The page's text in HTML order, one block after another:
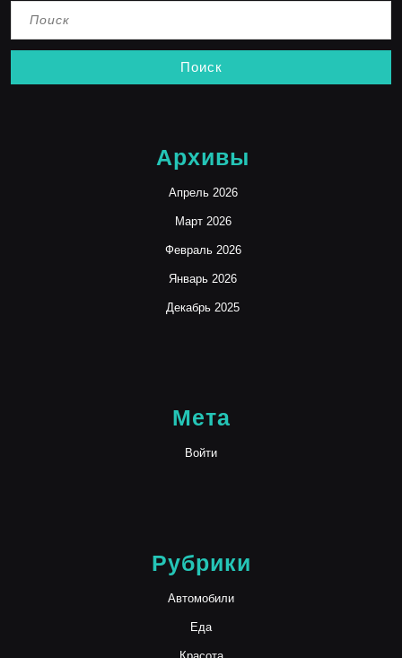
Архивы
Апрель 2026
Март 2026
Февраль 2026
Январь 2026
Декабрь 2025
Мета
Войти
Рубрики
Автомобили
Еда